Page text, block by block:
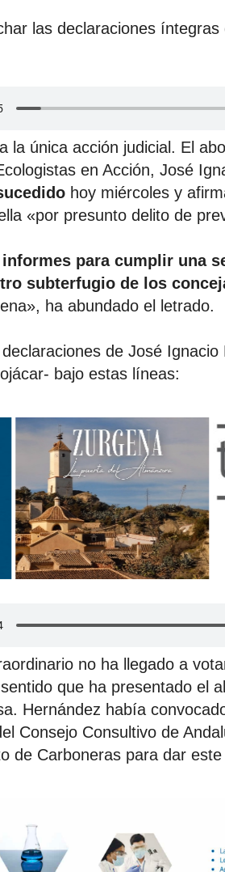
las declaraciones
la única acción judicial. El
en Acción, José
hoy miércoles y
«por presunto delito de
para cumplir una
subterfugio de los
ha abundado el letrado.
de José
bajo estas líneas:
no ha llegado a
que ha presentado el
Hernández había
Consejo Consultivo de
de Carboneras para dar este